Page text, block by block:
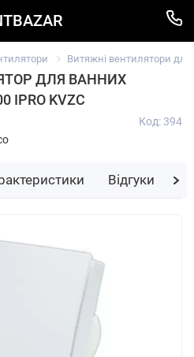
Витяжні вентилятори для
ДЛЯ ВАННИХ
IPRO KVZC
Код: 394
Відгуки